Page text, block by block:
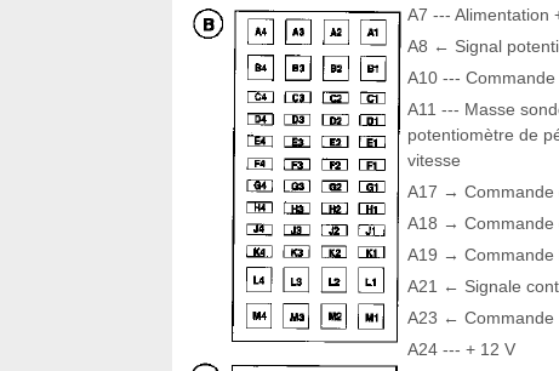
A7 --- Alimentation
A8 ← Signal
A10 ---
A11 --- Masse
potentiomètre de
vitesse
A17 → Commande
A18 → Commande
A19 → Commande
A21 ← Signale
A23 ← Commande
A24 --- + 12 V